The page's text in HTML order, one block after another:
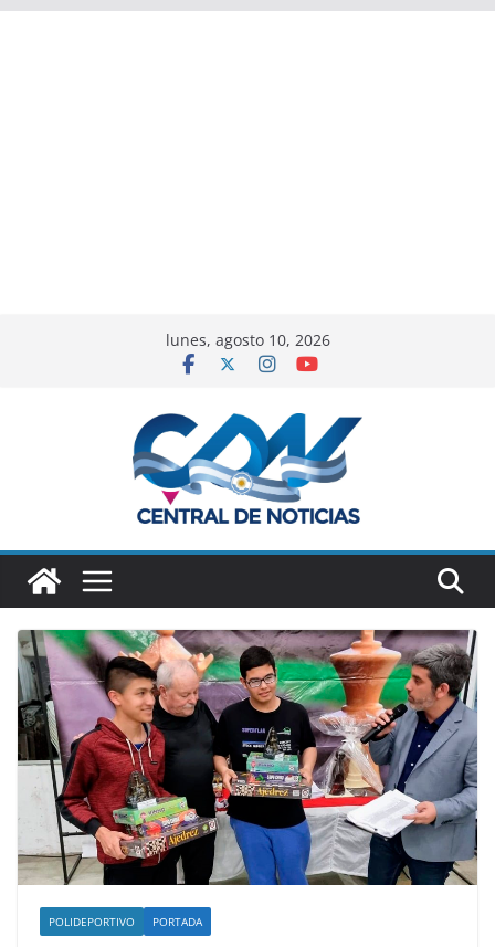
lunes, agosto 10, 2026
POLIDEPORTIVO PORTADA